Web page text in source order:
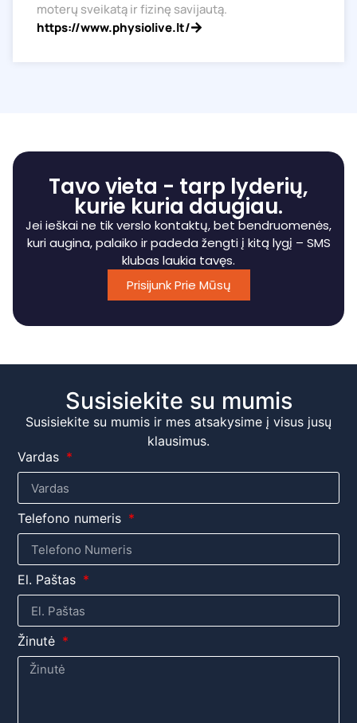
moterų sveikatą ir fizinę savijautą.
https://www.physiolive.lt/
Tavo vieta - tarp lyderių,
kurie kuria daugiau.
Jei ieškai ne tik verslo kontaktų, bet bendruomenės,
kuri augina, palaiko ir padeda žengti į kitą lygį – SMS
klubas laukia tavęs.
Prisijunk Prie Mūsų
Susisiekite su mumis
Susisiekite su mumis ir mes atsakysime į visus jusų
klausimus.
Vardas
Telefono numeris
El. Paštas
Žinutė